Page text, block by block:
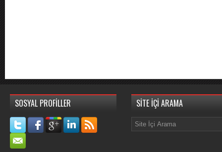
SOSYAL PROFİLLER SİTE İÇİ ARAMA